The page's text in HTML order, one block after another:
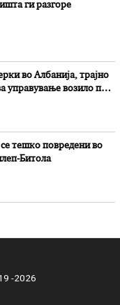
ги разгоре
во Aлбанија, трајно
управување возило под
тешко повредени во
Битола
-2026